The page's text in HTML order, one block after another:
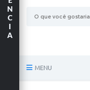
MENU
N
C
I
A